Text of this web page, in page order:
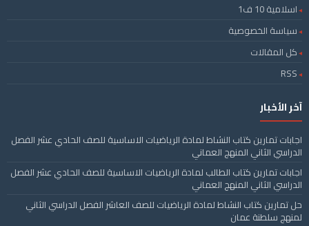
اسلامية 10 ف1
سياسة الخصوصية
كل المقالات
RSS
آخر الأخبار
اجابات تمارين كتاب النشاط لمادة الرياضيات الاساسية للصف الحادي عشر الفصل
الدراسي الثاني المنهج العماني
اجابات تمارين كتاب الطالب لمادة الرياضيات الاساسية للصف الحادي عشر الفصل
الدراسي الثاني المنهج العماني
حل تمارين كتاب النشاط لمادة الرياضيات للصف العاشر الفصل الدراسي الثاني
لمنهج سلطنة عمان